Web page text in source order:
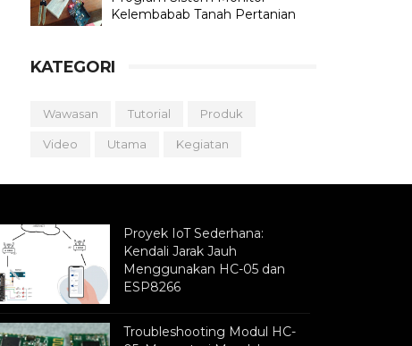
Kelembabab Tanah Pertanian
KATEGORI
Wawasan Tutorial Produk
Video Utama Kegiatan
Proyek IoT Sederhana:
Kendali Jarak Jauh
Menggunakan HC-05 dan
ESP8266
Troubleshooting Modul HC-